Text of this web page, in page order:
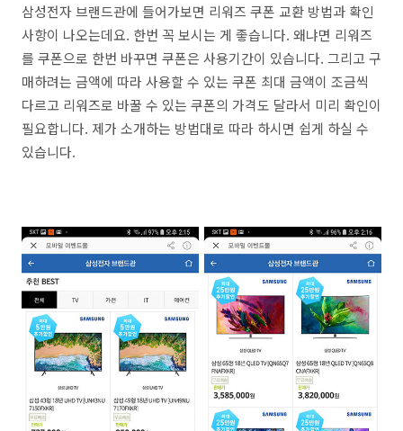
삼성전자 브랜드관에 들어가보면 리워즈 쿠폰 교환 방법과 확인
사항이 나오는데요. 한번 꼭 보시는 게 좋습니다. 왜냐면 리워즈
를 쿠폰으로 한번 바꾸면 쿠폰은 사용기간이 있습니다. 그리고 구
매하려는 금액에 따라 사용할 수 있는 쿠폰 최대 금액이 조금씩
다르고 리워즈로 바꿀 수 있는 쿠폰의 가격도 달라서 미리 확인이
필요합니다. 제가 소개하는 방법대로 따라 하시면 쉽게 하실 수
있습니다.